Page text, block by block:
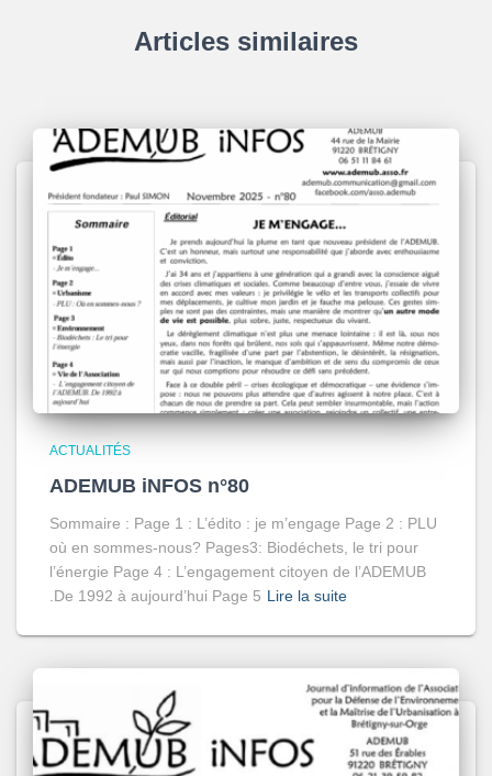
Articles similaires
ACTUALITÉS
ADEMUB iNFOS n°80
Sommaire : Page 1 : L’édito : je m’engage Page 2 : PLU
où en sommes-nous? Pages3: Biodéchets, le tri pour
l’énergie Page 4 : L’engagement citoyen de l’ADEMUB
.De 1992 à aujourd’hui Page 5 Lire la suite